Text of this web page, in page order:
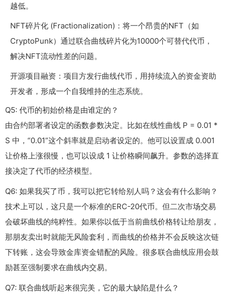
越低。
NFT碎片化 (Fractionalization)：将一个昂贵的NFT（如
CryptoPunk）通过联合曲线碎片化为10000个可替代代币，
解决NFT流动性差的问题。
开源项目融资：项目方发行曲线代币，用持续流入的资金资助
开发者，形成一个自我维持的生态系统。
Q5: 代币的初始价格是由谁定的？
由合约部署者设定的函数参数决定。比如在线性曲线 P = 0.01 *
S 中，“0.01”这个斜率就是启动者设定的。他可以设置成 0.001
让价格上涨很慢，也可以设成 1 让价格瞬间飙升。参数的选择直
接决定了代币的经济模型。
Q6: 如果我买了币，我可以把它转给别人吗？这会有什么影响？
技术上可以，这只是一个标准的ERC-20代币。但二次市场交易
会破坏曲线的纯粹性。如果你以低于当前曲线价格转让给朋友，
那朋友卖出时就能无风险套利，而曲线的价格并不会反映这次链
下转账，这会导致金库资金错配的风险。很多联合曲线应用会鼓
励甚至强制要求在曲线内交易。
Q7: 联合曲线听起来很完美，它的最大缺陷是什么？